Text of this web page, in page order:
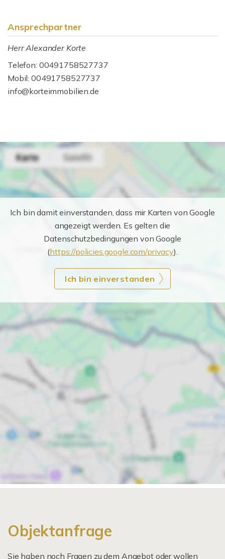
Ansprechpartner
Herr Alexander Korte
Telefon: 00491758527737
Mobil: 00491758527737
info@korteimmobilien.de
Ich bin damit einverstanden, dass mir Karten von Google
angezeigt werden. Es gelten die
Datenschutzbedingungen von Google
(https://policies.google.com/privacy).
Ich bin einverstanden
Objektanfrage
Sie haben noch Fragen zu dem Angebot oder wollen